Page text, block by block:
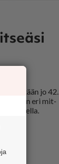
jo 42.
on eri mit­